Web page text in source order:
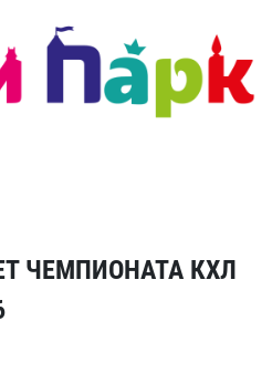
ЧЕМПИОНАТА КХЛ